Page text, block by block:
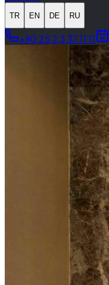
TR EN DE RU
+90 25 2 3 37 11 11